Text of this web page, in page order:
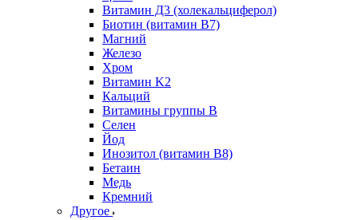
Витамин Д3 (холекальциферол)
Биотин (витамин B7)
Магний
Железо
Хром
Витамин K2
Кальций
Витамины группы B
Селен
Йод
Инозитол (витамин B8)
Бетаин
Медь
Кремний
Другое